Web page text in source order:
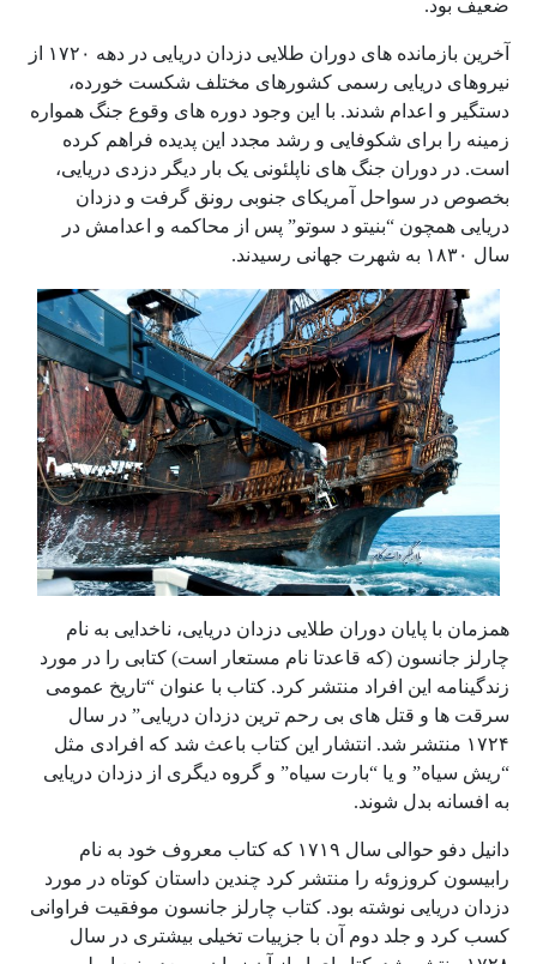
ضعیف بود.
آخرین بازمانده های دوران طلایی دزدان دریایی در دهه ۱۷۲۰ از
نیروهای دریایی رسمی کشورهای مختلف شکست خورده،
دستگیر و اعدام شدند. با این وجود دوره های وقوع جنگ همواره
زمینه را برای شکوفایی و رشد مجدد این پدیده فراهم کرده
است. در دوران جنگ های ناپلئونی یک بار دیگر دزدی دریایی،
بخصوص در سواحل آمریکای جنوبی رونق گرفت و دزدان
دریایی همچون “بنیتو د سوتو” پس از محاکمه و اعدامش در
سال ۱۸۳۰ به شهرت جهانی رسیدند.
همزمان با پایان دوران طلایی دزدان دریایی، ناخدایی به نام
چارلز جانسون (که قاعدتا نام مستعار است) کتابی را در مورد
زندگینامه این افراد منتشر کرد. کتاب با عنوان “تاریخ عمومی
سرقت ها و قتل های بی رحم ترین دزدان دریایی” در سال
۱۷۲۴ منتشر شد. انتشار این کتاب باعث شد که افرادی مثل
“ریش سیاه” و یا “بارت سیاه” و گروه دیگری از دزدان دریایی
به افسانه بدل شوند.
دانیل دفو حوالی سال ۱۷۱۹ که کتاب معروف خود به نام
رابیسون کروزوئه را منتشر کرد چندین داستان کوتاه در مورد
دزدان دریایی نوشته بود. کتاب چارلز جانسون موفقیت فراوانی
کسب کرد و جلد دوم آن با جزییات تخیلی بیشتری در سال